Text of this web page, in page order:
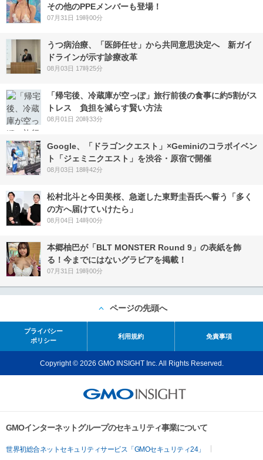
その他のPPEメンバーも登場！
07月31日 19時00分
うつ病治療、「医師任せ」から共同意思決定へ 新ガイ
ドラインが示す診療改革
08月03日 17時25分
「帰宅後、冷蔵庫が空っぽ」旅行前後の食事に約5割がス
トレス 負担を減らす賢い方法
08月01日 20時33分
Google、「ドラゴンクエスト」×Geminiのコラボイベン
ト「ジェミニクエスト」を渋谷・原宿で開催
08月03日 18時42分
松村北斗と今田美桜、急逝した東野圭吾氏へ誓う「多く
の方へ届けていけたら」
08月04日 14時00分
本郷柚巴が「BLT MONSTER Round 9」の表紙を飾
る！今までにはないグラビアを掲載！
07月31日 19時00分
ページの先頭へ
プライバシー
ポリシー
利用規約 免責事項
Copyright © 2026 GMO INSIGHT Inc. All Rights Reserved.
GMOインターネットグループのセキュリティ事業について
世界初総合ネットセキュリティサービス「GMOセキュリティ24」